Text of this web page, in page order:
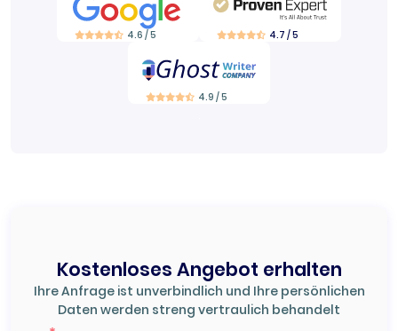
4.6 / 5 4.7 / 5
4.9 / 5
Kostenloses Angebot erhalten
Ihre Anfrage ist unverbindlich und Ihre persönlichen
Daten werden streng vertraulich behandelt